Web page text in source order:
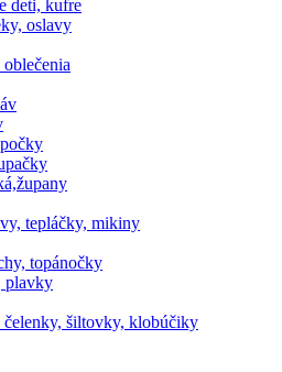
deti, kufre
oslavy
tepláčky, mikiny
topánočky
plavky
čelenky, šiltovky, klobúčiky